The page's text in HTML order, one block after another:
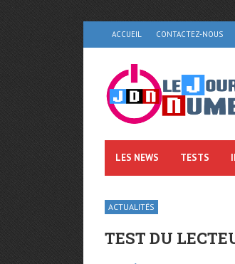
ACCUEIL CONTACTEZ-NOUS
LES NEWS TESTS
ACTUALITÉS
TEST DU